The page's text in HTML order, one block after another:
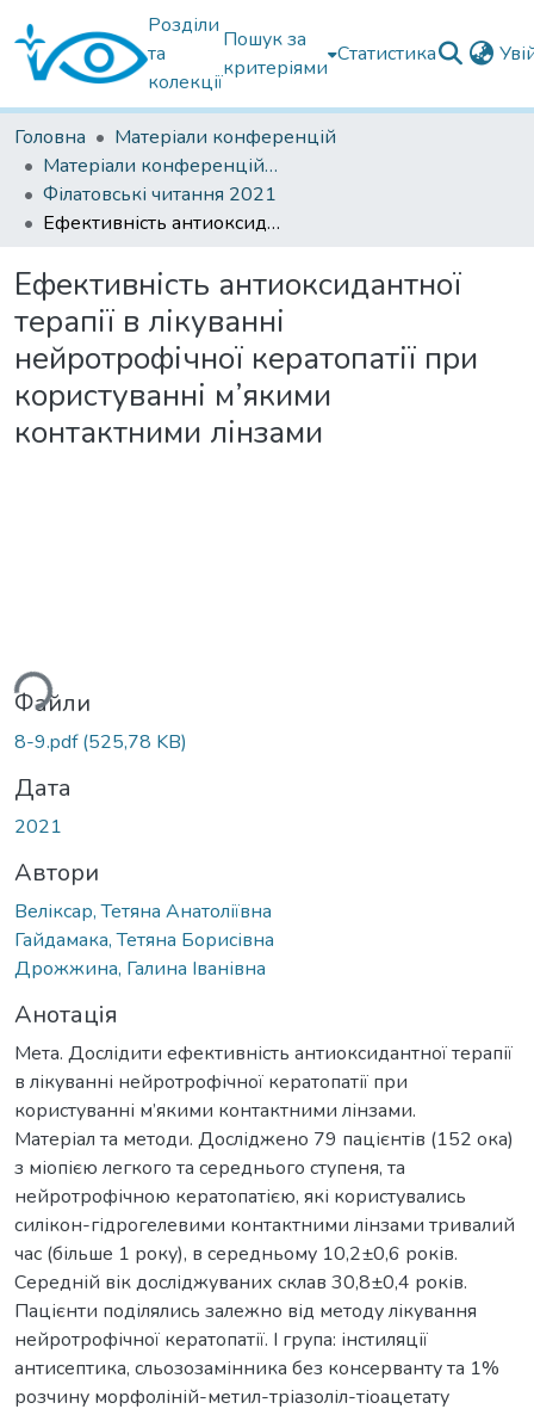
Розділи
та
колекції
Пошук за
критеріями
Статистика
Головна
Матеріали конференцій
Матеріали конференцій Інституту Філатова
Філатовські читання 2021
Ефективність антиоксидантної терапії в лікуванні нейротрофічної кератопатії при користуванні м’якими контактними лінзами
Ефективність антиоксидантної
терапії в лікуванні
нейротрофічної кератопатії при
користуванні м’якими
контактними лінзами
Файли
8-9.pdf(525,78 KB)
Дата
2021
Автори
Веліксар, Тетяна Анатоліївна
Гайдамака, Тетяна Борисівна
Дрожжина, Галина Іванівна
Анотація
Мета. Дослідити ефективність антиоксидантної терапії
в лікуванні нейротрофічної кератопатії при
користуванні м’якими контактними лінзами.
Матеріал та методи. Досліджено 79 пацієнтів (152 ока)
з міопією легкого та середнього ступеня, та
нейротрофічною кератопатією, які користувались
силікон-гідрогелевими контактними лінзами тривалий
час (більше 1 року), в середньому 10,2±0,6 років.
Середній вік досліджуваних склав 30,8±0,4 років.
Пацієнти поділялись залежно від методу лікування
нейротрофічної кератопатії. I група: інстиляції
антисептика, сльозозамінника без консерванту та 1%
розчину морфоліній-метил-тріазоліл-тіоацетату